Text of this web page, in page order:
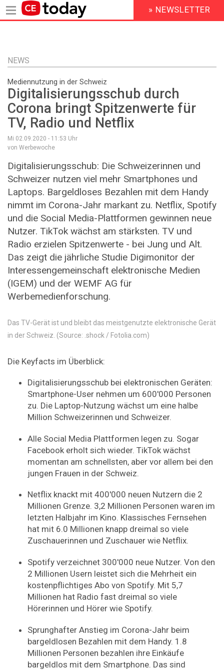
Inhalt
HEADER
MENU
» NEWSLETTER
NEWS
Mediennutzung in der Schweiz
Digitalisierungsschub durch
Corona bringt Spitzenwerte für
TV, Radio und Netflix
Mi 02.09.2020 - 11:53 Uhr
von Werbewoche
Digitalisierungsschub: Die Schweizerinnen und
Schweizer nutzen viel mehr Smartphones und
Laptops. Bargeldloses Bezahlen mit dem Handy
nimmt im Corona-Jahr markant zu. Netflix, Spotify
und die Social Media-Plattformen gewinnen neue
Nutzer. TikTok wächst am stärksten. TV und
Radio erzielen Spitzenwerte - bei Jung und Alt.
Das zeigt die jährliche Studie Digimonitor der
Interessengemeinschaft elektronische Medien
(IGEM) und der WEMF AG für
Werbemedienforschung.
Das TV-Gerät ist und bleibt das meistgenutzte elektronische Gerät
in der Schweiz. (Source: .shock / Fotolia.com)
Die Keyfacts im Überblick:
Digitalisierungsschub bei elektronischen Geräten:
Smartphone-User nehmen um 600'000 Personen
zu. Die Laptop-Nutzung wächst um eine halbe
Million Schweizerinnen und Schweizer.
Alle Social Media Plattformen legen zu. Sogar
Facebook erholt sich wieder. TikTok wächst
momentan am schnellsten, aber vor allem bei den
jungen Frauen in der Schweiz.
Netflix knackt mit 400'000 neuen Nutzern die 2
Millionen Grenze. 3,2 Millionen Personen waren im
letzten Halbjahr im Kino. Klassisches Fernsehen
hat mit 6.0 Millionen knapp dreimal so viele
Zuschauerinnen und Zuschauer wie Netflix.
Spotify verzeichnet 300'000 neue Nutzer. Von den
2 Millionen Usern leistet sich die Mehrheit ein
kostenpflichtiges Abo von Spotify. Mit 5,7
Millionen hat Radio fast dreimal so viele
Hörerinnen und Hörer wie Spotify.
Sprunghafter Anstieg im Corona-Jahr beim
bargeldlosen Bezahlen mit dem Handy. 1.8
Millionen Personen bezahlen ihre Einkäufe
bargeldlos mit dem Smartphone. Das sind